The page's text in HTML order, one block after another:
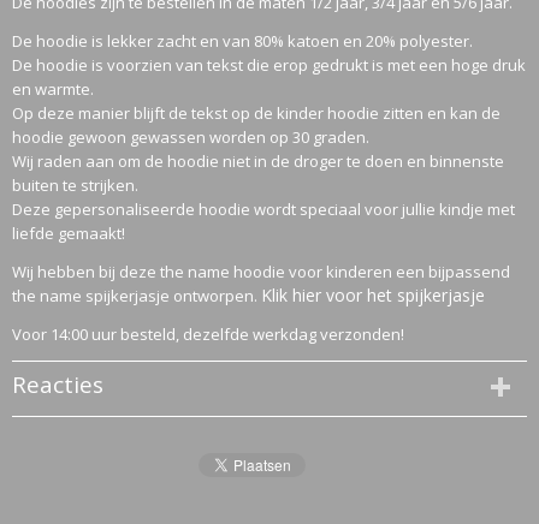
De hoodie is lekker zacht en van 80% katoen en 20% polyester.
De hoodie is voorzien van tekst die erop gedrukt is met een hoge druk
en warmte.
Op deze manier blijft de tekst op de kinder hoodie zitten en kan de
hoodie gewoon gewassen worden op 30 graden.
Wij raden aan om de hoodie niet in de droger te doen en binnenste
buiten te strijken.
Deze gepersonaliseerde hoodie wordt speciaal voor jullie kindje met
liefde gemaakt!
Wij hebben bij deze the name hoodie voor kinderen een bijpassend
the name spijkerjasje ontworpen. Klik hier voor het spijkerjasje
Voor 14:00 uur besteld, dezelfde werkdag verzonden!
Reacties